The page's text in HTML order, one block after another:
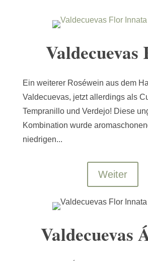
Valdecuevas
Ein weiterer Roséwein aus dem
Valdecuevas, jetzt allerdings als
Tempranillo und Verdejo! Diese
Kombination wurde
niedrigen...
Weiter
Valdecuevas